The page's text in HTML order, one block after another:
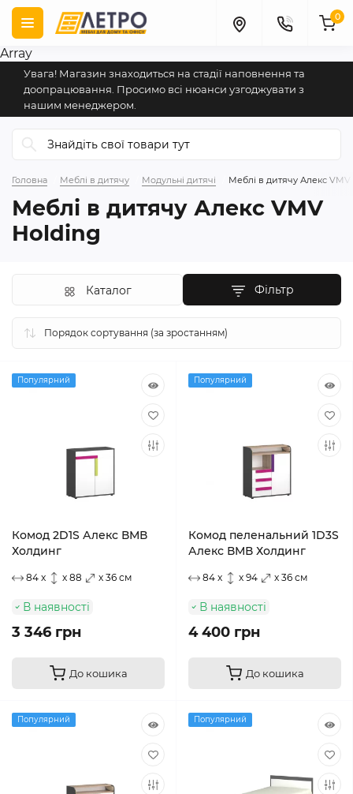
Array
Увага! Магазин знаходиться на стадії наповнення та
доопрацювання. Просимо всі нюанси узгоджувати з
нашим менеджером.
0
Головна Меблі в дитячу Модульні дитячі Меблі в дитячу Алекс
Меблі в дитячу Алекс VMV
Holding
Фільтр
Каталог
Популярний
Комод 2D1S Алекс ВМВ
Холдинг
84 x x 88 x 36 см
В наявності
3 346 грн
До кошика
Популярний
Комод пеленальний 1D3S
Алекс ВМВ Холдинг
84 x x 94 x 36 см
В наявності
4 400 грн
До кошика
Популярний Популярний